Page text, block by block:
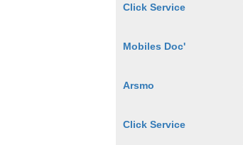
Click Service
Mobiles Doc'
Arsmo
Click Service